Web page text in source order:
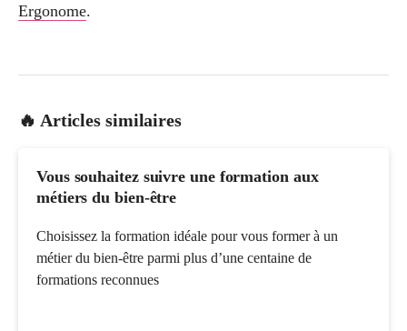
Ergonome.
🔥 Articles similaires
Vous souhaitez suivre une formation aux
métiers du bien-être
Choisissez la formation idéale pour vous former à un
métier du bien-être parmi plus d’une centaine de
formations reconnues